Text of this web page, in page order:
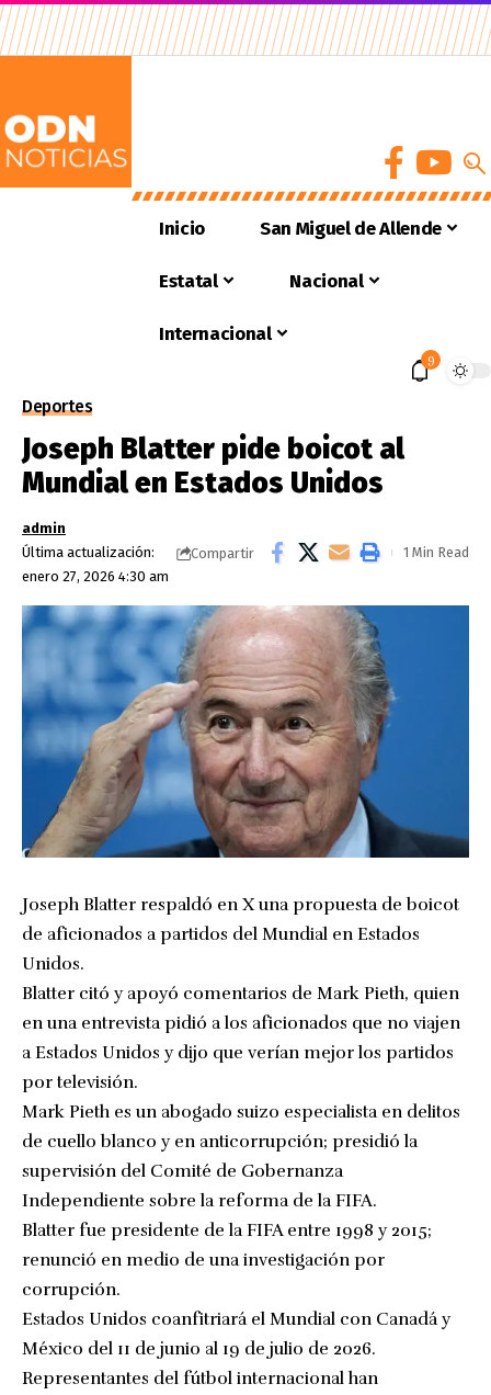
Inicio San Miguel de Allende
Estatal Nacional
Internacional
9
Deportes
Joseph Blatter pide boicot al
Mundial en Estados Unidos
Última actualización:
enero 27, 2026 4:30 am
admin
Compartir
1 Min Read
Joseph Blatter respaldó en X una propuesta de boicot
de aficionados a partidos del Mundial en Estados
Unidos.
Blatter citó y apoyó comentarios de Mark Pieth, quien
en una entrevista pidió a los aficionados que no viajen
a Estados Unidos y dijo que verían mejor los partidos
por televisión.
Mark Pieth es un abogado suizo especialista en delitos
de cuello blanco y en anticorrupción; presidió la
supervisión del Comité de Gobernanza
Independiente sobre la reforma de la FIFA.
Blatter fue presidente de la FIFA entre 1998 y 2015;
renunció en medio de una investigación por
corrupción.
Estados Unidos coanfitriará el Mundial con Canadá y
México del 11 de junio al 19 de julio de 2026.
Representantes del fútbol internacional han